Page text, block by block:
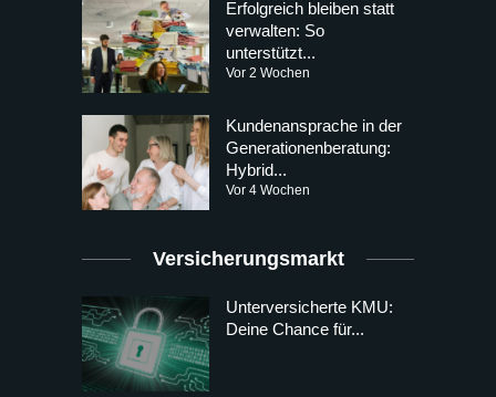
Erfolgreich bleiben statt
verwalten: So
unterstützt...
Vor 2 Wochen
Kundenansprache in der
Generationenberatung:
Hybrid...
Vor 4 Wochen
Versicherungsmarkt
Unterversicherte KMU:
Deine Chance für...